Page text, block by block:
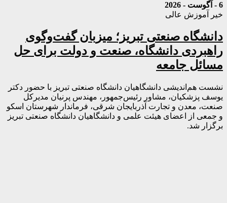
6 - آگوست - 2026
خیر آموزش عالی
دانشگاه صنعتی تبریز؛ میزبان گفت‌وگوی
راهبردی دانشگاه، صنعت و دولت برای حل
مسائل جامعه
نشست هم‌اندیشی دانشگاهیان دانشگاه صنعتی تبریز با حضور دکتر
یوسف پزشکیان، مشاور رئیس‌جمهور، مهندس پرنیان مدیرکل
صنعت، معدن و تجارت آذربایجان شرقی، فرماندار شهرستان اسکو
و جمعی از اعضای هیئت علمی و دانشگاهیان دانشگاه صنعتی تبریز
برگزار شد.